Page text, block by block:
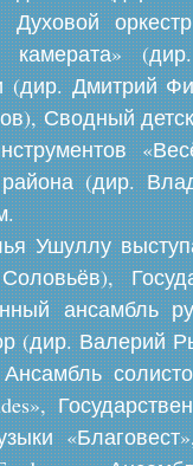
Духовой
камерата»
Дмитрий
Сводный
района (дир.
Ушуллу
ансамбль
(дир. Валерий